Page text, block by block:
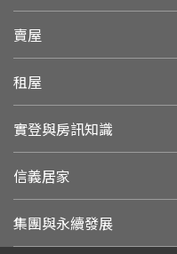
賣屋
租屋
實登與房訊知識
信義居家
集團與永續發展